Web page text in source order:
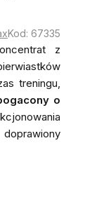
Kod: 67335
z
treningu,
o
doprawiony